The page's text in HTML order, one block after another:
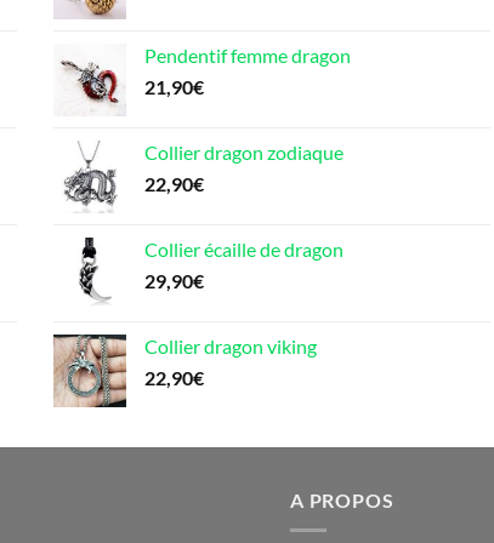
Pendentif femme dragon
21,90€
Collier dragon zodiaque
22,90€
Collier écaille de dragon
29,90€
Collier dragon viking
22,90€
A PROPOS